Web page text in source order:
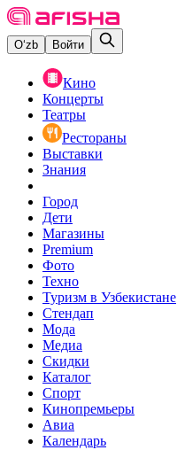
O‘zb Войти
Кино
Концерты
Театры
Рестораны
Выставки
Знания
Город
Дети
Магазины
Premium
Фото
Техно
Туризм в Узбекистане
Стендап
Мода
Медиа
Скидки
Каталог
Спорт
Кинопремьеры
Авиа
Календарь